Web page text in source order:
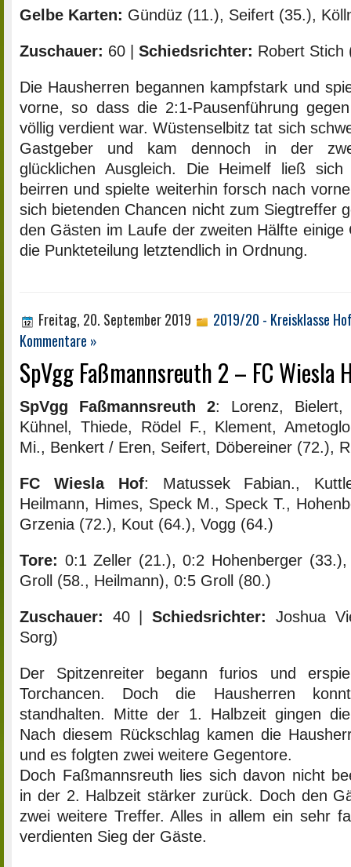
Gelbe Karten: Gündüz (11.), Seifert (35.),
Zuschauer: 60 | Schiedsrichter: Robert Stich
Die Hausherren begannen kampfstark und
vorne, so dass die 2:1-Pausenführung
völlig verdient war. Wüstenselbitz tat sich
Gastgeber und kam dennoch in der
glücklichen Ausgleich. Die Heimelf ließ
beirren und spielte weiterhin forsch nach
sich bietenden Chancen nicht zum Siegtreffer
den Gästen im Laufe der zweiten Hälfte einige
die Punkteteilung letztendlich in Ordnung.
Freitag, 20. September 2019
2019/20 - Kreisklasse
Kommentare »
SpVgg Faßmannsreuth 2 – FC Wiesla
SpVgg Faßmannsreuth 2: Lorenz, Bielert,
Kühnel, Thiede, Rödel F., Klement,
Mi., Benkert / Eren, Seifert, Döbereiner (72.),
FC Wiesla Hof: Matussek Fabian.,
Heilmann, Himes, Speck M., Speck T.,
Grzenia (72.), Kout (64.), Vogg (64.)
Tore: 0:1 Zeller (21.), 0:2 Hohenberger
Groll (58., Heilmann), 0:5 Groll (80.)
Zuschauer: 40 |Schiedsrichter: Joshua
Sorg)
Der Spitzenreiter begann furios und
Torchancen. Doch die Hausherren
standhalten. Mitte der 1. Halbzeit gingen
Nach diesem Rückschlag kamen die
und es folgten zwei weitere Gegentore.
Doch Faßmannsreuth lies sich davon nicht
in der 2. Halbzeit stärker zurück. Doch den
zwei weitere Treffer. Alles in allem ein sehr
verdienten Sieg der Gäste.